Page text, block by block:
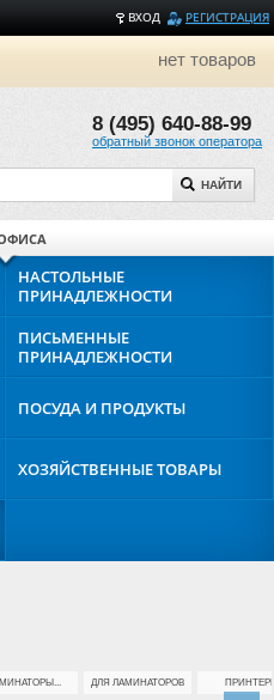
ВХОД РЕГИСТРАЦИЯ
нет товаров
8 (495) 640-88-99
обратный звонок оператора
НАЙТИ
НАСТОЛЬНЫЕ
ПРИНАДЛЕЖНОСТИ
ПИСЬМЕННЫЕ
ПРИНАДЛЕЖНОСТИ
ПОСУДА И ПРОДУКТЫ
ХОЗЯЙСТВЕННЫЕТОВАРЫ
ДЛЯ ЛАМИНАТОРОВ